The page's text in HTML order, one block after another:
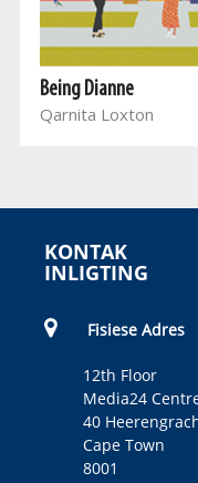
Being Dianne
Qarnita Loxton
KONTAK
INLIGTING
Fisiese Adres
12th Floor
Media24
40
Cape Town
8001